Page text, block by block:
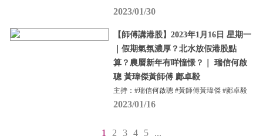
2023/01/30
【師傅講港股】2023年1月16日 星期一
｜假期氣氛濃厚？北水放假港股點
算？農曆新年有咩憧憬？｜ 瑞信何啟
聰 黃瑋傑黃師傅 鄺卓毅
主持：#瑞信何啟聰 #黃師傅黃瑋傑 #鄺卓毅
2023/01/16
1 2 3 4 5 ...